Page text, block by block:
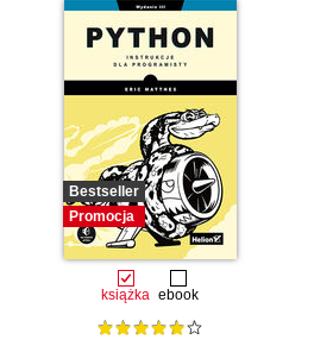
Bestseller
Promocja
książka ebook